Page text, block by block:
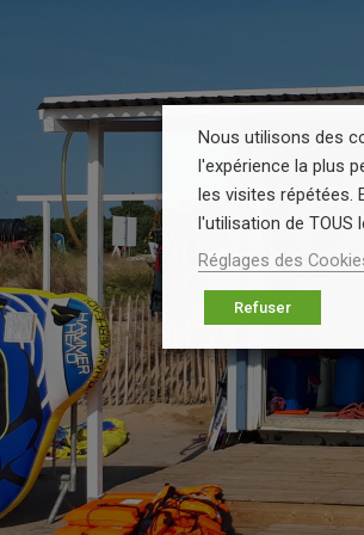
Nous utilisons des
l'expérience la plus
les visites répétées.
l'utilisation de TOUS
Réglages des
Refuser